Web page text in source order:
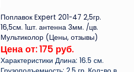
Поплавок Expert 201-47 2,5гр.
16,5см. 1шт. антенна 3мм. /цв.
Мультиколор (Цены, отзывы)
Цена от: 175 руб.
Характеристики Длина: 16.5 см.